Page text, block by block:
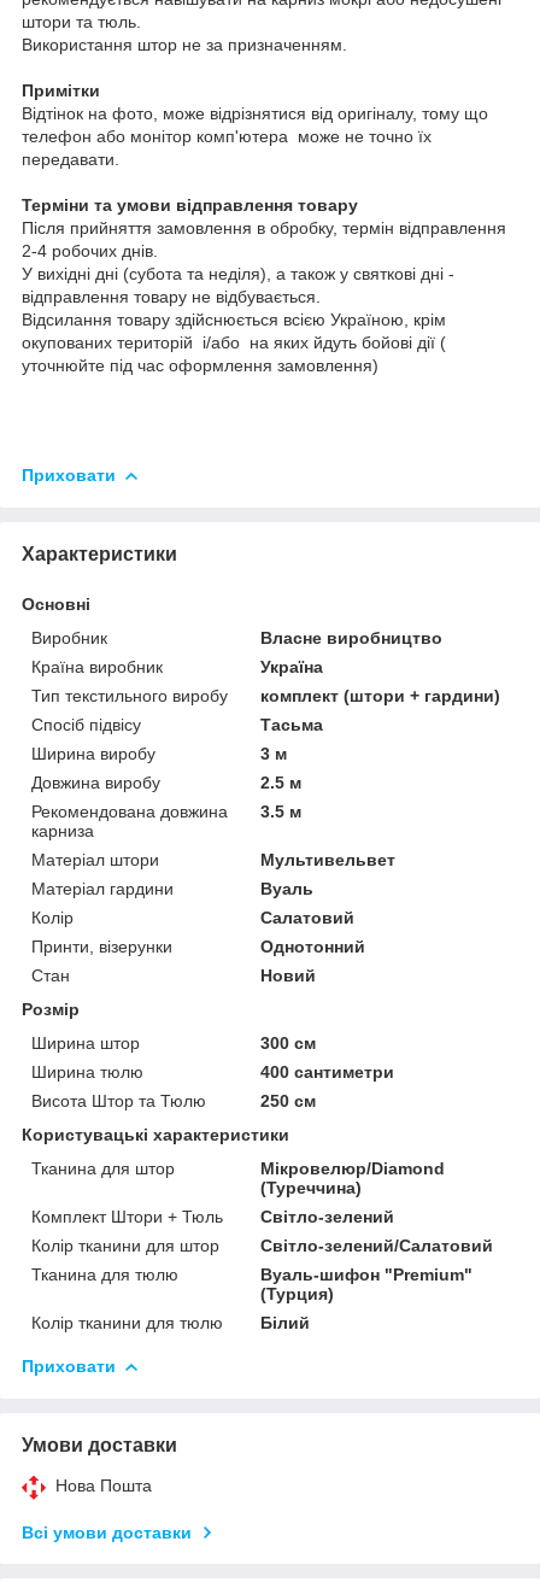
штори та тюль.
Використання штор не за призначенням.
Примітки
Відтінок на фото, може відрізнятися від оригіналу, тому що
телефон або монітор комп'ютера може не точно їх
передавати.
Терміни та умови відправлення товару
Після прийняття замовлення в обробку, термін відправлення
2-4 робочих днів.
У вихідні дні (субота та неділя), а також у святкові дні -
відправлення товару не відбувається.
Відсилання товару здійснюється всією Україною, крім
окупованих територій і/або на яких йдуть бойові дії (
уточнюйте під час оформлення замовлення)
Приховати
Характеристики
Основні
Виробник
Власне виробництво
Країна виробник
Україна
Тип текстильного виробу
комплект (штори + гардини)
Спосіб підвісу
Тасьма
Ширина виробу
3 м
Довжина виробу
2.5 м
Рекомендована довжина
карниза
3.5 м
Матеріал штори
Мультивельвет
Матеріал гардини
Вуаль
Колір
Салатовий
Принти, візерунки
Однотонний
Стан
Новий
Розмір
Ширина штор
300 см
Ширина тюлю
400 сантиметри
Висота Штор та Тюлю
250 см
Користувацькі характеристики
Тканина для штор
Мікровелюр/Diamond
(Туреччина)
Комплект Штори + Тюль
Світло-зелений
Колір тканини для штор
Світло-зелений/Салатовий
Тканина для тюлю
Вуаль-шифон "Premium"
(Турция)
Колір тканини для тюлю
Білий
Приховати
Умови доставки
Нова Пошта
Всі умови доставки